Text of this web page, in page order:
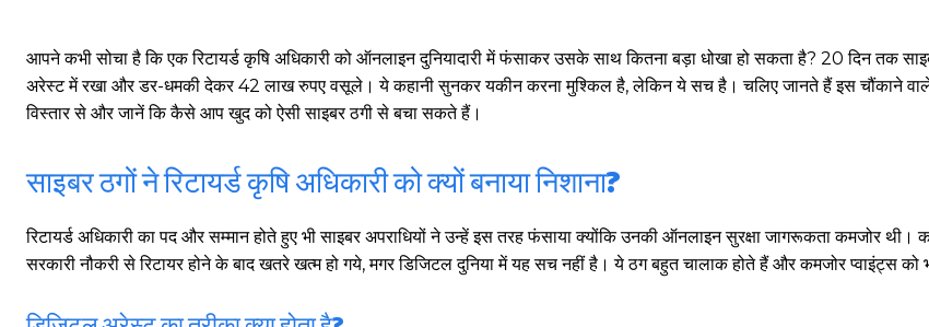
आपने कभी सोचा है कि एक रिटायर्ड कृषि अधिकारी को ऑनलाइन दुनियादारी में फंसाकर उसके साथ कितना बड़ा धोखा हो सकता है? 20 दिन तक
अरेस्ट में रखा और डर-धमकी देकर 42 लाख रुपए वसूले। ये कहानी सुनकर यकीन करना मुश्किल है, लेकिन ये सच है। चलिए जानते हैं इस चौंकाने
विस्तार से और जानें कि कैसे आप खुद को ऐसी साइबर ठगी से बचा सकते हैं।
साइबर ठगों ने रिटायर्ड कृषि अधिकारी को क्यों बनाया निशाना?
रिटायर्ड अधिकारी का पद और सम्मान होते हुए भी साइबर अपराधियों ने उन्हें इस तरह फंसाया क्योंकि उनकी ऑनलाइन सुरक्षा जागरूकता कमजोर थी।
सरकारी नौकरी से रिटायर होने के बाद खतरे खत्म हो गये, मगर डिजिटल दुनिया में यह सच नहीं है। ये ठग बहुत चालाक होते हैं और कमजोर प्वाइंट्स को